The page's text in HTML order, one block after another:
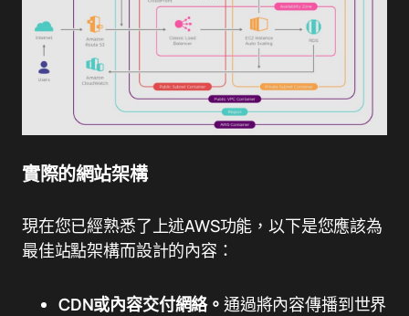
實際的網站架構
現在您已經熟悉了上述AWS功能，以下是您應該為
最佳站點架構而設計的內容：
CDN或內容交付網絡。通過將內容傳播到世界